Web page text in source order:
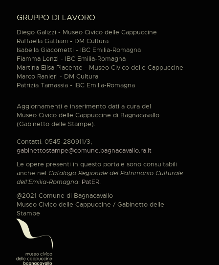
GRUPPO DI LAVORO
Diego Galizzi - Museo Civico delle Cappuccine
Raffaella Gattiani - DM Cultura
Isabella Giacometti - IBC Emilia-Romagna
Fiamma Lenzi - IBC Emilia-Romagna
Martina Elisa Piacente - Museo Civico delle Cappuccine
Marco Ranieri - DM Cultura
Patrizia Tamassia - IBC Emilia-Romagna
Aggiornamenti e inserimento dati a cura del
Museo Civico delle Cappuccine di Bagnacavallo
(Gabinetto delle Stampe).
Contatti: 0545-280911/3;
gabinettostampe@comune.bagnacavallo.ra.it
Le opere presenti in questo portale sono consultabili
anche nel Catalogo Regionale del Patrimonio Culturale
dell'Emilia-Romagna: PatER.
@2021 Comune di Bagnacavallo
Museo Civico delle Cappuccine / Gabinetto delle
Stampe